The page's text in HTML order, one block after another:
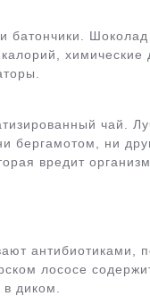
батончики.
калорий,
чай.
бергамотом, ни
вредит
антибиотиками,
лососе
диком.